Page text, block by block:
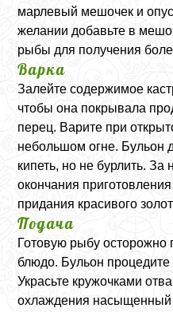
марлевый мешочек и
желании добавьте в
рыбы для получения
Варка
Залейте содержимое
чтобы она покрывала
перец. Варите при
небольшом огне. Бульон
кипеть, но не бурлить. За
окончания
придания красивого
Подача
Готовую рыбу осторожно
блюдо. Бульон
Украсьте кружочками
охлаждения насыщенный